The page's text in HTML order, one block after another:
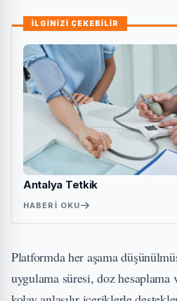
İLGİNİZİ ÇEKEBİLİR
Antalya Tetkik
HABERI OKU
Platformda her aşama
uygulama süresi, doz